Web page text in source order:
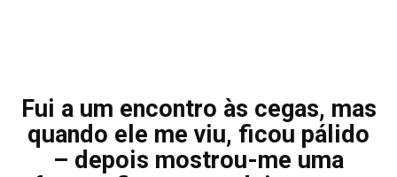
Fui a um encontro às cegas, mas
quando ele me viu, ficou pálido
– depois mostrou-me uma